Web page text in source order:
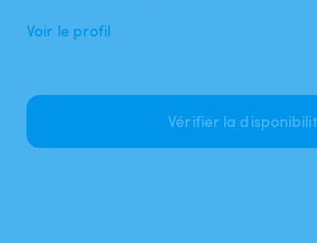
Voir le profil
Vérifier la